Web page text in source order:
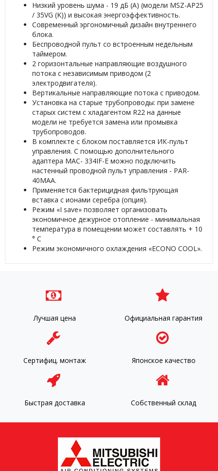
Низкий уровень шума - 19 дБ (А) (модели MSZ-AP25
/ 35VG (K)) и высокая энергоэффективность.
Современный эргономичный дизайн внутреннего
блока.
Беспроводной пульт со встроенным недельным
таймером.
2 горизонтальные направляющие воздушного
потока с независимым приводом (2
электродвигателя).
Вертикальные направляющие потока с приводом.
Установка на старые трубопроводы: при замене
старых систем с хладагентом R22 на данные
модели не требуется замена или промывка
трубопроводов.
В комплекте с блоком поставляется ИК-пульт
управления. С помощью дополнительного
адаптера MAC- 334IF-E можно подключить
настенный проводной пульт управления - PAR-
40MAA.
Применяется бактерицидная фильтрующая
вставка с ионами серебра (опция).
Режим «I save» позволяет организовать
экономичное дежурное отопление - минимальная
температура в помещении может составлять + 10
° С
Режим экономичного охлаждения «ECONO COOL».
Лучшая цена Официальная гарантия
Сертифиц. монтаж Японское качество
Быстрая доставка Собственный склад